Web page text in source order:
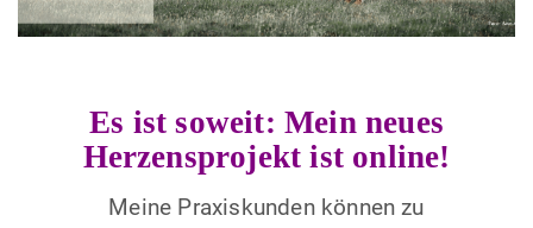
Es ist soweit: Mein neues
Herzensprojekt ist online!
Meine Praxiskunden können zu